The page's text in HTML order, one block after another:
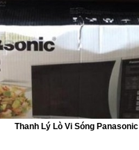
Thanh Lý Lò Vi Sóng Panasonic